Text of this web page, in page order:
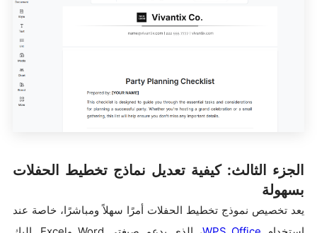
الجزء الثالث: كيفية تعديل نماذج تخطيط الحفلات
بسهولة
يعد تخصيص نموذج تخطيط الحفلات أمرًا سهلاً ومباشرًا، خاصة عند